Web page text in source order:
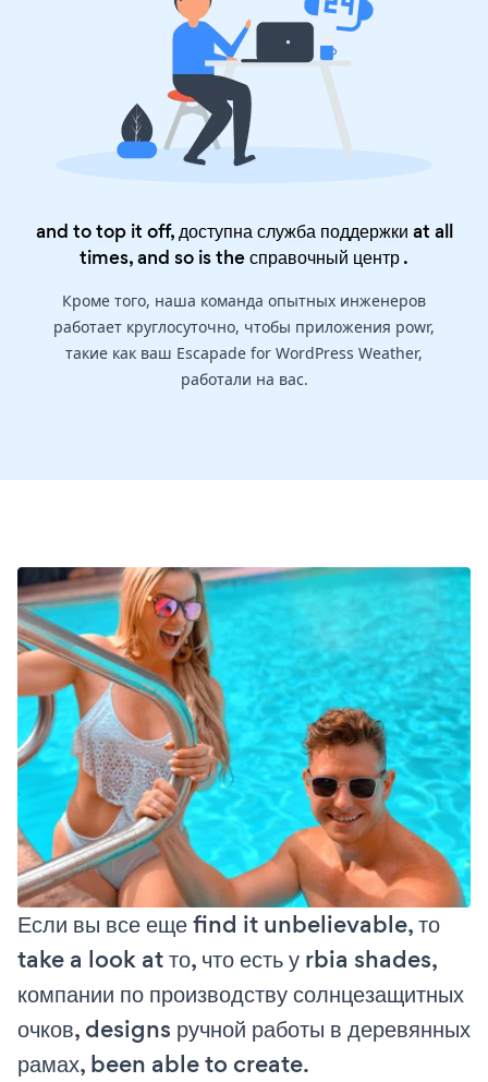
and to top it off, доступна служба поддержки at all
times, and so is theсправочный центр.
Кроме того, наша команда опытных инженеров
работает круглосуточно, чтобы приложения powr,
такие как ваш Escapade for WordPress Weather,
работали на вас.
Если вы все еще find it unbelievable, то
take a look at то, что есть у rbia shades,
компании по производству солнцезащитных
очков, designs ручной работы в деревянных
рамах, been able to create.